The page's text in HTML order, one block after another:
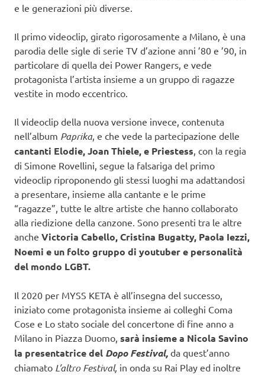
e le generazioni più diverse.
Il primo videoclip, girato rigorosamente a Milano, è una
parodia delle sigle di serie TV d’azione anni ’80 e ’90, in
particolare di quella dei Power Rangers, e vede
protagonista l’artista insieme a un gruppo di ragazze
vestite in modo eccentrico.
Il videoclip della nuova versione invece, contenuta
nell’album Paprika, e che vede la partecipazione delle
cantanti Elodie, Joan Thiele, e Priestess , con la regia
di Simone Rovellini, segue la falsariga del primo
videoclip riproponendo gli stessi luoghi ma adattandosi
a presentare, insieme alla cantante e le prime
“ragazze”, tutte le altre artiste che hanno collaborato
alla riedizione della canzone. Sono presenti tra le altre
anche Victoria Cabello, Cristina Bugatty, Paola Iezzi,
Noemi e un folto gruppo di youtuber e personalità
del mondo LGBT.
Il 2020 per MYSS KETA è all’insegna del successo,
iniziato come protagonista insieme ai colleghi Coma
Cose e Lo stato sociale del concertone di fine anno a
Milano in Piazza Duomo, sarà insieme a Nicola Savino
la presentatrice del Dopo Festival, da quest’anno
chiamato L’altro Festival, in onda su Rai Play ed inoltre